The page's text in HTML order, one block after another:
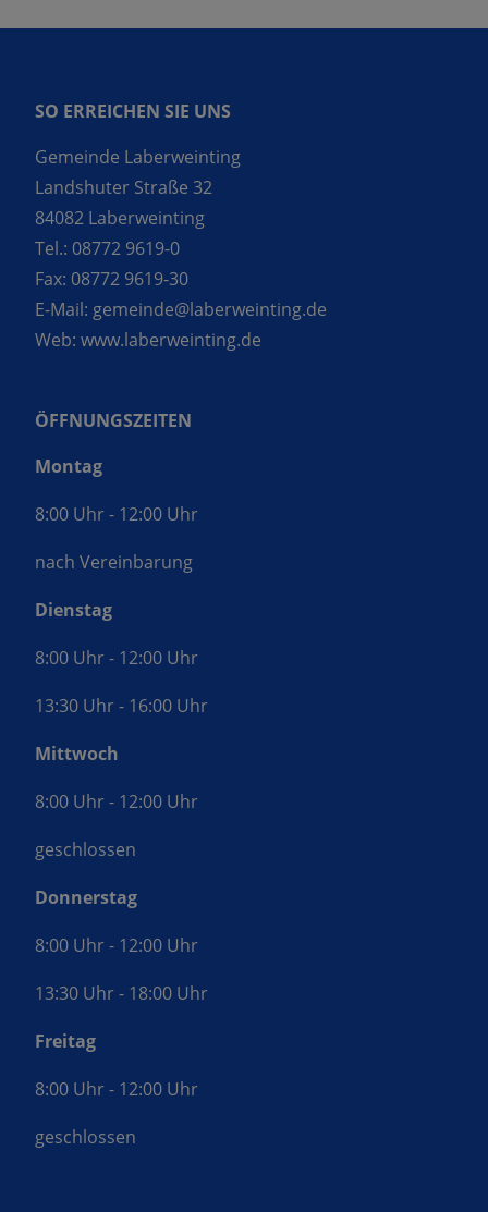
SO ERREICHEN SIE UNS
Gemeinde Laberweinting
Landshuter Straße 32
84082 Laberweinting
Tel.: 08772 9619-0
Fax: 08772 9619-30
E-Mail: gemeinde@laberweinting.de
Web: www.laberweinting.de
ÖFFNUNGSZEITEN
Montag
8:00 Uhr - 12:00 Uhr
nach Vereinbarung
Dienstag
8:00 Uhr - 12:00 Uhr
13:30 Uhr - 16:00 Uhr
Mittwoch
8:00 Uhr - 12:00 Uhr
geschlossen
Donnerstag
8:00 Uhr - 12:00 Uhr
13:30 Uhr - 18:00 Uhr
Freitag
8:00 Uhr - 12:00 Uhr
geschlossen